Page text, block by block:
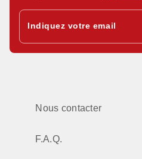
Indiquez votre email
Nous contacter
F.A.Q.